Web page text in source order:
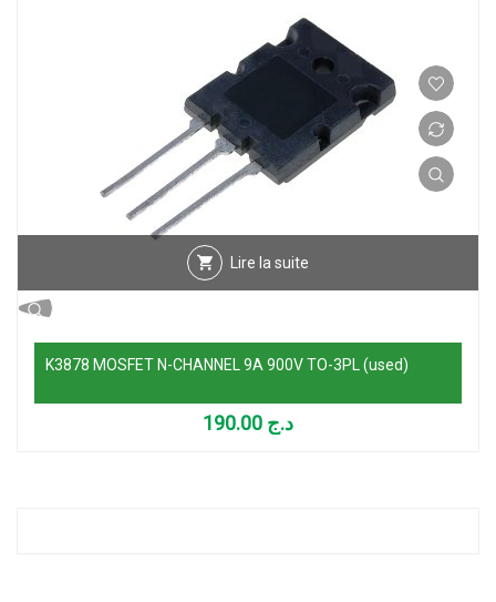
Lire la suite
K3878 MOSFET N-CHANNEL 9A 900V TO-3PL (used)
د.ج